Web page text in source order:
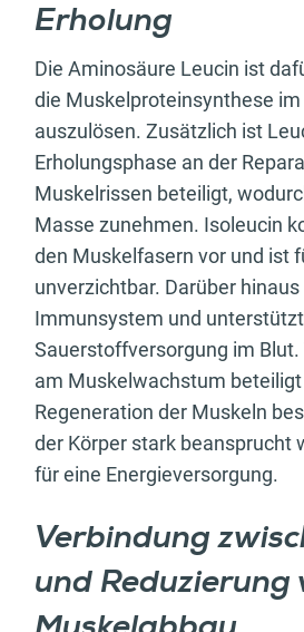
Erholung
Die Aminosäure Leucin ist
die Muskelproteinsynthese im
auszulösen. Zusätzlich ist
Erholungsphase an der
Muskelrissen beteiligt,
Masse zunehmen. Isoleucin
den Muskelfasern vor und ist
unverzichtbar. Darüber
Immunsystem und
Sauerstoffversorgung im
am Muskelwachstum beteiligt
Regeneration der Muskeln
der Körper stark beansprucht
für eine Energieversorgung.
Verbindung
und Reduzierung